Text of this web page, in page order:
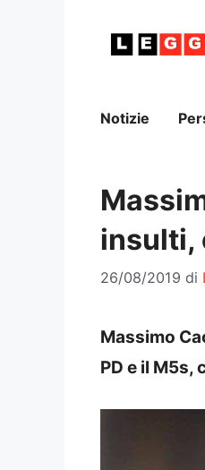
Notizie
insulti,
26/08/2019 di
Massimo
PD e il